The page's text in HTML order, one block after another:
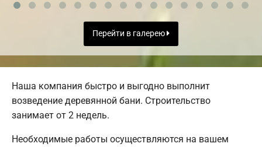
Перейти в галерею
Наша компания быстро и выгодно выполнит
возведение деревянной бани. Строительство
занимает от 2 недель.
Необходимые работы осуществляются на вашем